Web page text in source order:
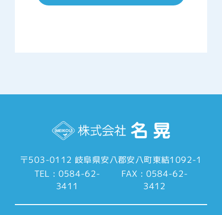
行う各種サービスにおいて扱う個人
お問い合わせに対する回答・連絡
個人を特定できない範囲において
の当社サービスに関する統計情報の
作成及び利用のため
当社サービスに関する規約等の変
更の通知のため
〒503-0112 岐阜県安八郡安八町東結1092-1
TEL : 0584-62-
3411
FAX : 0584-62-
3412